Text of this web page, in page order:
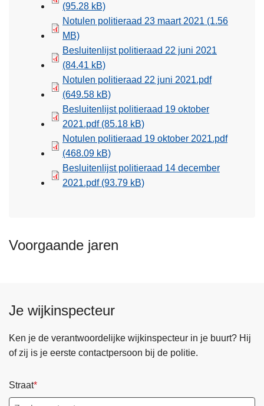
(95.28 kB)
Notulen politieraad 23 maart 2021 (1.56
MB)
Besluitenlijst politieraad 22 juni 2021
(84.41 kB)
Notulen politieraad 22 juni 2021.pdf
(649.58 kB)
Besluitenlijst politieraad 19 oktober
2021.pdf (85.18 kB)
Notulen politieraad 19 oktober 2021.pdf
(468.09 kB)
Besluitenlijst politieraad 14 december
2021.pdf (93.79 kB)
Voorgaande jaren
Je wijkinspecteur
Ken je de verantwoordelijke wijkinspecteur in je buurt? Hij
of zij is je eerste contactpersoon bij de politie.
Straat